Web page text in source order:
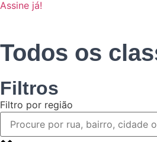
Assine já!
Todos os
Filtros
Filtro por região